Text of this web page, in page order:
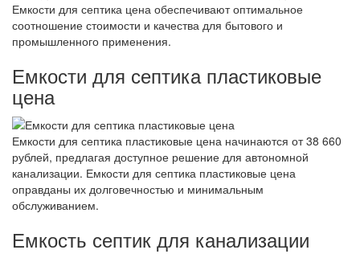
Емкости для септика цена обеспечивают оптимальное
соотношение стоимости и качества для бытового и
промышленного применения.
Емкости для септика пластиковые
цена
Емкости для септика пластиковые цена начинаются от 38 660
рублей, предлагая доступное решение для автономной
канализации. Емкости для септика пластиковые цена
оправданы их долговечностью и минимальным
обслуживанием.
Емкость септик для канализации